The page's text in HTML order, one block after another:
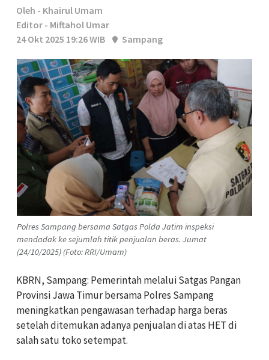
Oleh - Khairul Umam
Editor - Miftahol Umar
24 Okt 2025 19:26 WIB
Sampang
Polres Sampang bersama Satgas Polda Jatim inspeksi
mendadak ke sejumlah titik penjualan beras. Jumat
(24/10/2025) (Foto: RRI/Umam)
KBRN, Sampang: Pemerintah melalui Satgas Pangan
Provinsi Jawa Timur bersama Polres Sampang
meningkatkan pengawasan terhadap harga beras
setelah ditemukan adanya penjualan di atas HET di
salah satu toko setempat.